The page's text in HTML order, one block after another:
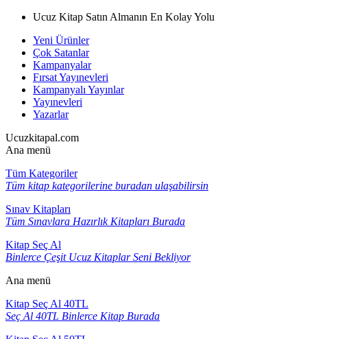
Ucuz Kitap Satın Almanın En Kolay Yolu
Yeni Ürünler
Çok Satanlar
Kampanyalar
Fırsat Yayınevleri
Kampanyalı Yayınlar
Yayınevleri
Yazarlar
Ucuzkitapal.com
Ana menü
Tüm Kategoriler
Tüm kitap kategorilerine buradan ulaşabilirsin
Sınav Kitapları
Tüm Sınavlara Hazırlık Kitapları Burada
Kitap Seç Al
Binlerce Çeşit Ucuz Kitaplar Seni Bekliyor
Ana menü
Kitap Seç Al 40TL
Seç Al 40TL Binlerce Kitap Burada